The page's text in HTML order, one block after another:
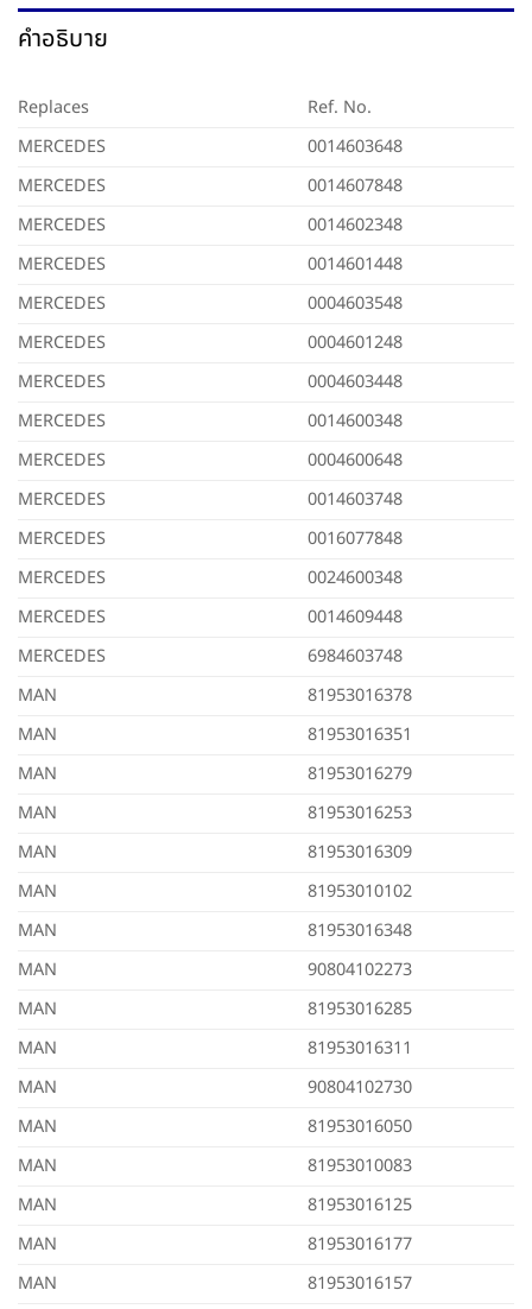
คำอธิบาย
Replaces
Ref. No.
MERCEDES
0014603648
MERCEDES
0014607848
MERCEDES
0014602348
MERCEDES
0014601448
MERCEDES
0004603548
MERCEDES
0004601248
MERCEDES
0004603448
MERCEDES
0014600348
MERCEDES
0004600648
MERCEDES
0014603748
MERCEDES
0016077848
MERCEDES
0024600348
MERCEDES
0014609448
MERCEDES
6984603748
MAN
81953016378
MAN
81953016351
MAN
81953016279
MAN
81953016253
MAN
81953016309
MAN
81953010102
MAN
81953016348
MAN
90804102273
MAN
81953016285
MAN
81953016311
MAN
90804102730
MAN
81953016050
MAN
81953010083
MAN
81953016125
MAN
81953016177
MAN
81953016157